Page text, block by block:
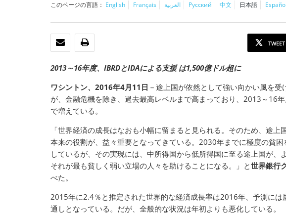
このページの言語： English Français العربية Русский 中文 日本語 Español
Eメール TWEET
2013～16年度、IBRDとIDAによる支援 は1,500億ドル超に
ワシントン、2016年4月11日 －途上国が依然として強い向かい風を
が、金融危機を除き、過去最高レベルまで高まっており、2013～16
で増えている。
「世界経済の成長はなおも小幅に留まると見られる。そのため、途
本来の役割が、益々重要となってきている。2030年までに極度の貧
しているが、その実現には、中所得国から低所得国に至る途上国が、
それが最も貧しく弱い立場の人々を助けることになる。」と世界銀行
べた。
2015年に2.4％と推定された世界的な経済成長率は2016年、予測に
通しとなっている。だが、全般的な状況は年初よりも悪化している。